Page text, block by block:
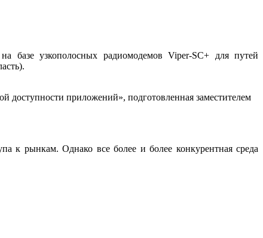
базе узкополосных радиомодемов Viper-SC+ для путей
приложений», подготовленная заместителем
к рынкам. Однако все более и более конкурентная среда